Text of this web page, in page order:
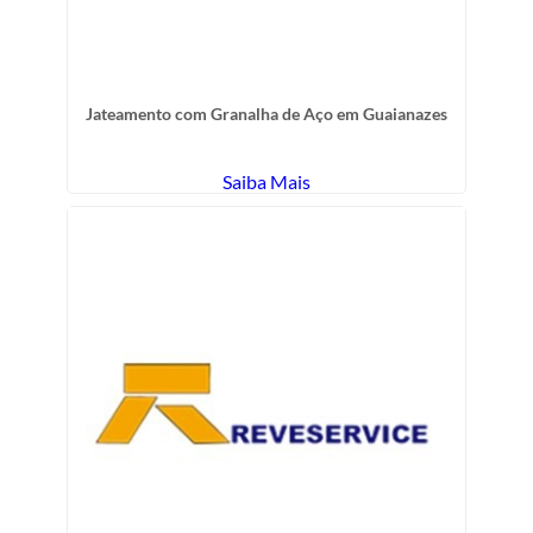
Jateamento com Granalha de Aço em Guaianazes
Saiba Mais